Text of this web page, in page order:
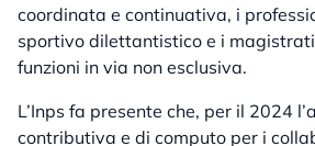
coordinata e continuativa, i
sportivo dilettantistico e i
funzioni in via non esclusiva.
L’Inps fa presente che, per il 2024
contributiva e di computo per i